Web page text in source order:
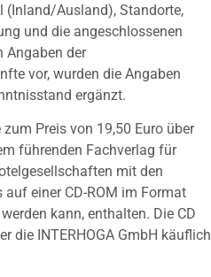
(Inland/Ausland), Standorte,
und die angeschlossenen
Angaben der
vor, wurden die Angaben
ergänzt.
Preis von 19,50 Euro über
führenden Fachverlag für
mit den
einer CD-ROM im Format
kann, enthalten. Die CD
die INTERHOGA GmbH käuflich